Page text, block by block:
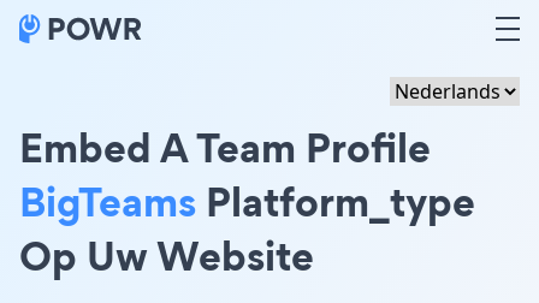
Embed A Team Profile
BigTeams Platform_type
Op Uw Website